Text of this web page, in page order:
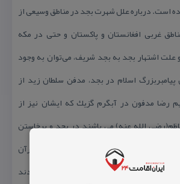
است. درباره علل شهرت بجد در مناطق وسیعی از
غربی افغانستان و پاكستان و حتی در مكه
علت اشتهار بجد به بجد شریف، می‌توان به وجود
اسلام در بجد، مدفن سلطان زید از
رضا مدفون در آبگرم گزیك كه ایشان نیز از
الله عنه) می باشند در بجد و برخاستن
علمای برجسته و تراز اول، بیش از ۳۶۰ نفر از عرفاً و اولیاء الله و قرآن
كه خدمات شایانی به اسلام و مسلمین نمودند